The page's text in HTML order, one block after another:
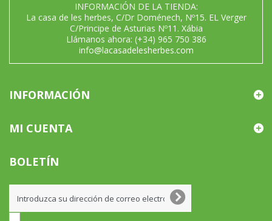
INFORMACIÓN DE LA TIENDA:
La casa de les herbes, C/Dr Doménech, Nº15. EL Verger
C/Principe de Asturias Nº11. Xábia
Llámanos ahora: (+34) 965 750 386
info@lacasadelesherbes.com
INFORMACIÓN
MI CUENTA
BOLETÍN